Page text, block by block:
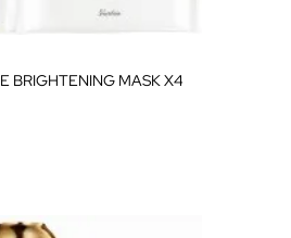
BRIGHTENING MASK X4